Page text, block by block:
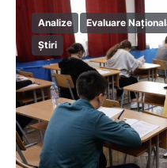
Analize Evaluare
Știri